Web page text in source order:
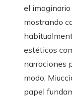
el imaginario
mostrando
estéticos
narraciones
modo,
papel